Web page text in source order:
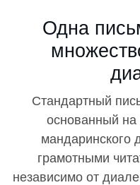
Одна
Стандартный
основанный на
мандаринского
грамотными
независимо от